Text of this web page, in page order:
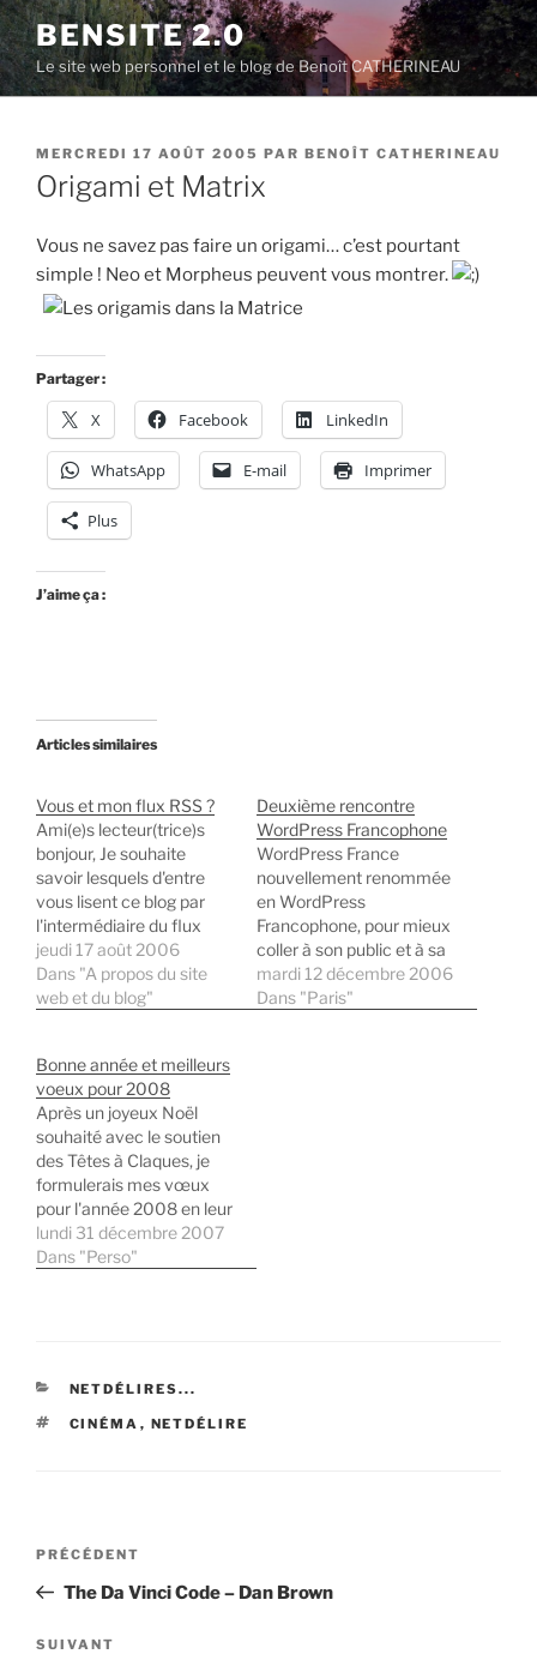
Aller
au
contenu
principal
BENSITE 2.0
Le site web personnel et le blog de Benoît CATHERINEAU
PUBLIÉ
LE
MERCREDI 17 AOÛT 2005 PAR BENOÎT CATHERINEAU
Origami et Matrix
Vous ne savez pas faire un origami… c’est pourtant
simple ! Neo et Morpheus peuvent vous montrer.
Partager :
X Facebook LinkedIn
WhatsApp E-mail Imprimer
Plus
J’aime ça :
Articles similaires
Vous et mon flux RSS ?
Ami(e)s lecteur(trice)s
bonjour, Je souhaite
savoir lesquels d'entre
vous lisent ce blog par
l'intermédiaire du flux
RSS. En effet, j'envisage
de passer ce dernier sous
Feedburner, mais avant je
nombre significatif de
personnes. Il est vrai que
je compte faire…
jeudi 17 août 2006
Dans "A propos du site
web et du blog"
Deuxième rencontre
WordPress Francophone
WordPress France
nouvellement renommée
en WordPress
Francophone, pour mieux
coller à son public et à sa
vocation organise,
samedi 16 décembre
mardi 12 décembre 2006
Dans "Paris"
Bonne année et meilleurs
voeux pour 2008
Après un joyeux Noël
souhaité avec le soutien
des Têtes à Claques, je
formulerais mes vœux
pour l'année 2008 en leur
compagnie également :
Mise à jour : Le clip reste
lundi 31 décembre 2007
Dans "Perso"
CATÉGORIES
NETDÉLIRES...
ÉTIQUETTES
CINÉMA , NETDÉLIRE
Navigation
l’article
Article
précédent
PRÉCÉDENT
The Da Vinci Code – Dan Brown
Article
SUIVANT